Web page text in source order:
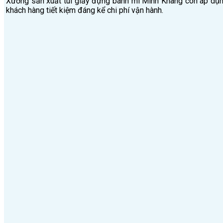
khách hàng tiết kiệm đáng kể chi phí vận hành.